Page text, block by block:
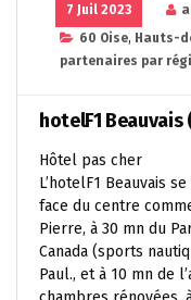
7 Juil 2023
60 Oise, Hauts-
partenaires par
hotelF1 Beauvais
Hôtel pas cher
L’hotelF1 Beauvais
face du centre
Pierre, à 30 mn du
Canada (sports
Paul., et à 10 mn de